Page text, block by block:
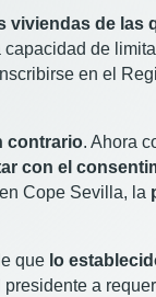
viviendas de las
de
en el
contrario. Ahora
con el
Cope Sevilla, la
que lo
a